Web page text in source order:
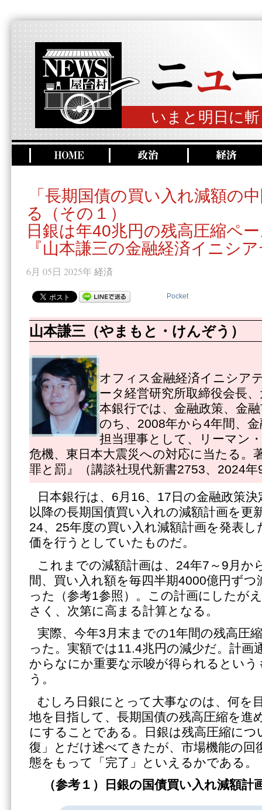
いまと明日に
「長期国債の買い入れ減額の
る（その１）
日銀は年40兆円の残高圧縮ペ
『山本謙三の金融経済イニシ
6月 05日 2025年 経済
Pocket
山本謙三（やまもと・けんぞう）
オフィス金融経済イニシア
ータ経営研究所取締役会長
本銀行では、金融政策、金
のち、2008年から4年間、
担当理事として、リーマン
危機、東日本大震災への対応に当たる。
罪と罰』（講談社現代新書2753、2024年
日本銀行は、6月16、17日の金融政策
以降の長期国債買い入れの減額計画を更
24、25年度の買い入れ減額計画を発表し
価を行うとしていたものだ。
これまでの減額計画は、24年7～9月か
間、買い入れ額を毎四半期4000億円ず
った（参考1参照）。この計画にしたが
さく、次第に高まる計算となる。
実際、今年3月末までの1年間の残高圧
った。実額では11.4兆円の減少だ。計画
からなにか重要な示唆が得られるとい
う。
むしろ日銀にとって大事なのは、何を
地を目指して、長期国債の残高圧縮を進
にすることである。日銀は残高圧縮につ
復」とだけ述べてきたが、市場機能の回
態をもって「完了」といえるかである。
（参考１）日銀の国債買い入れ減額計